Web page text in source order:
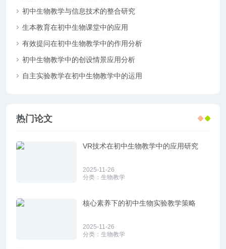
初中生物教学与信息技术的整合研究
生本教育在初中生物课堂中的应用
有效提问在初中生物教学中的作用分析
初中生物教学中的创设情景应用分析
自主实验教学在初中生物教学中的运用
热门论文
VR技术在初中生物教学中的应用研究
2025-11-26
分类： 生物教学
核心素养下的初中生物实验教学策略
2025-11-26
分类： 生物教学